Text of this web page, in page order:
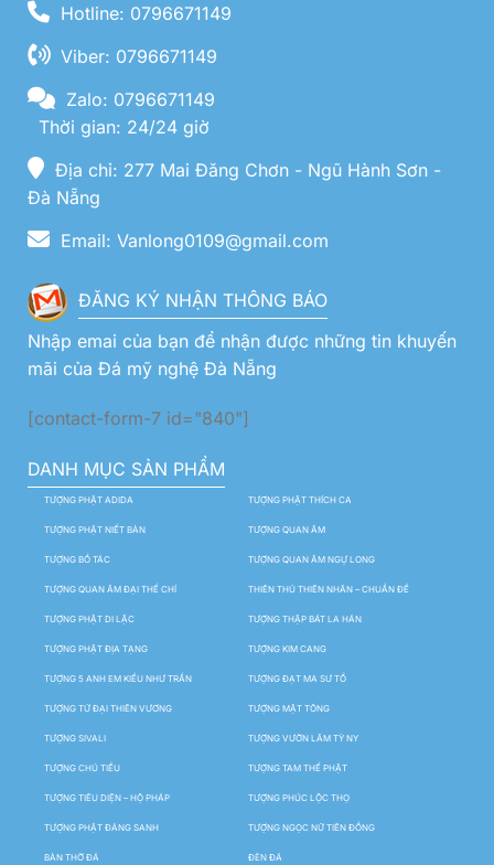
Hotline: 0796671149
Viber: 0796671149
Zalo: 0796671149
Thời gian: 24/24 giờ
Địa chỉ: 277 Mai Đăng Chơn - Ngũ Hành Sơn -
Đà Nẵng
Email: Vanlong0109@gmail.com
ĐĂNG KÝ NHẬN THÔNG BÁO
Nhập emai của bạn để nhận được những tin khuyến
mãi của Đá mỹ nghệ Đà Nẵng
[contact-form-7 id="840"]
DANH MỤC SẢN PHẨM
TƯỢNG PHẬT ADIDA TƯỢNG PHẬT THÍCH CA
TƯỢNG PHẬT NIẾT BÀN TƯỢNG QUAN ÂM
TƯỢNG BỒ TÁC TƯỢNG QUAN ÂM NGỰ LONG
TƯỢNG QUAN ÂM ĐẠI THẾ CHÍ THIÊN THỦ THIÊN NHÃN – CHUẨN ĐỀ
TƯỢNG PHẬT DI LẶC TƯỢNG THẬP BÁT LA HÁN
TƯỢNG PHẬT ĐỊA TẠNG TƯỢNG KIM CANG
TƯỢNG 5 ANH EM KIỀU NHƯ TRẦN TƯỢNG ĐẠT MA SƯ TỔ
TƯỢNG TỨ ĐẠI THIÊN VƯƠNG TƯỢNG MẬT TÔNG
TƯỢNG SIVALI TƯỢNG VƯỜN LÂM TỲ NY
TƯỢNG CHÚ TIỂU TƯỢNG TAM THẾ PHẬT
TƯỢNG TIÊU DIỆN – HỘ PHÁP TƯỢNG PHÚC LỘC THỌ
TƯỢNG PHẬT ĐẢNG SANH TƯỢNG NGỌC NỮ TIÊN ĐỒNG
BÀN THỜ ĐÁ ĐÈN ĐÁ